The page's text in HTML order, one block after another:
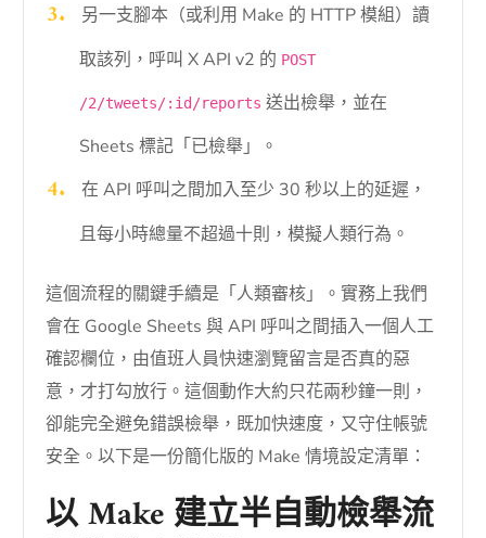
另一支腳本（或利用 Make 的 HTTP 模組）讀
取該列，呼叫 X API v2 的 POST
/2/tweets/:id/reports 送出檢舉，並在
Sheets 標記「已檢舉」。
在 API 呼叫之間加入至少 30 秒以上的延遲，
且每小時總量不超過十則，模擬人類行為。
這個流程的關鍵手續是「人類審核」。實務上我們
會在 Google Sheets 與 API 呼叫之間插入一個人工
確認欄位，由值班人員快速瀏覽留言是否真的惡
意，才打勾放行。這個動作大約只花兩秒鐘一則，
卻能完全避免錯誤檢舉，既加快速度，又守住帳號
安全。以下是一份簡化版的 Make 情境設定清單：
以 Make 建立半自動檢舉流